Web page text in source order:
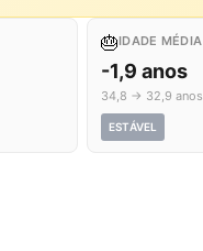
🎂IDADE MÉDIA
-1,9 anos
34,8 → 32,9 anos
ESTÁVEL